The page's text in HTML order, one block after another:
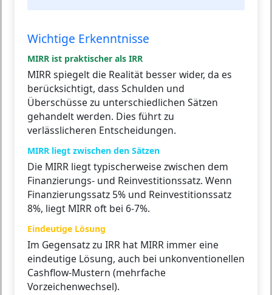
Wichtige Erkenntnisse
MIRR ist praktischer als IRR
MIRR spiegelt die Realität besser wider, da es
berücksichtigt, dass Schulden und
Überschüsse zu unterschiedlichen Sätzen
gehandelt werden. Dies führt zu
verlässlicheren Entscheidungen.
MIRR liegt zwischen den Sätzen
Die MIRR liegt typischerweise zwischen dem
Finanzierungs- und Reinvestitionssatz. Wenn
Finanzierungssatz 5% und Reinvestitionssatz
8%, liegt MIRR oft bei 6-7%.
Eindeutige Lösung
Im Gegensatz zu IRR hat MIRR immer eine
eindeutige Lösung, auch bei unkonventionellen
Cashflow-Mustern (mehrfache
Vorzeichenwechsel).